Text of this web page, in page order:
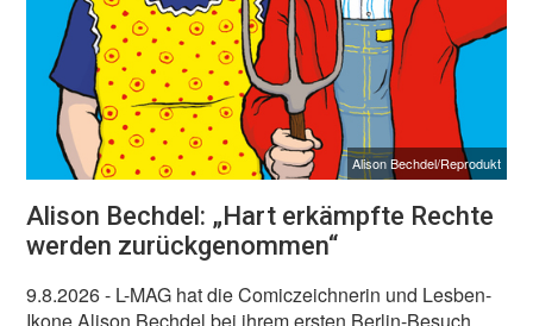
Alison Bechdel/Reprodukt
Alison Bechdel: „Hart erkämpfte Rechte
werden zurückgenommen“
9.8.2026- L-MAG hat die Comiczeichnerin und Lesben-
Ikone Alison Bechdel bei ihrem ersten Berlin-Besuch